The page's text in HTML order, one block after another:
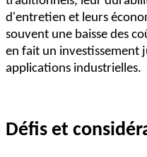
d'entretien et leurs
souvent une baisse des
en fait un investissement
applications industrielles.
Défis et